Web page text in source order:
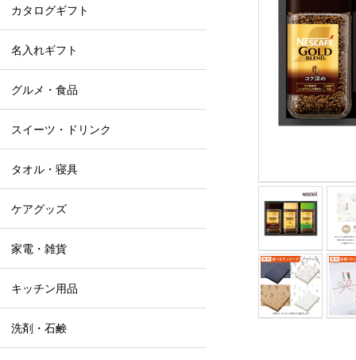
カタログギフト
名入れギフト
グルメ・食品
スイーツ・ドリンク
タオル・寝具
ケアグッズ
家電・雑貨
キッチン用品
洗剤・石鹸